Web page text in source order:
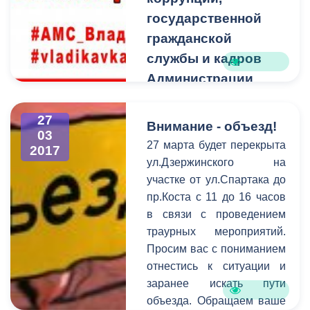
администрации местного
самоуправления
г.Владикавказа Борис
Албегов, заместитель
председателя собрания
Ходова, и конечно же,
родители, педагоги,
друзья. Организатором
концерта выступило
Управление образования
АМС г. Владикавказа.
государственной
гражданской
службы и кадров
Администрации
и Правительства
РСО-Алания
проводит выездную
встречу с жителями
г.Владикавказа
30 марта 2017 года
Управление Главы РСО-
Алания по вопросам
противодействия
коррупции,
государственной
27
03
2017
Внимание - объезд!
27 марта будет перекрыта
ул.Дзержинского на
участке от ул.Спартака до
пр.Коста с 11 до 16 часов
в связи с проведением
траурных мероприятий.
Просим вас с пониманием
отнестись к ситуации и
заранее искать пути
объезда. Обращаем ваше